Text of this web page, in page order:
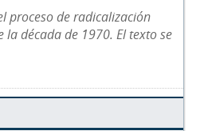
proceso de radicalización
década de 1970. El texto se